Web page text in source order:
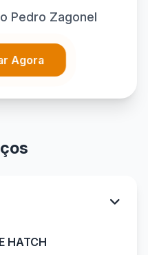
Pedro Zagonel
Agora
HATCH